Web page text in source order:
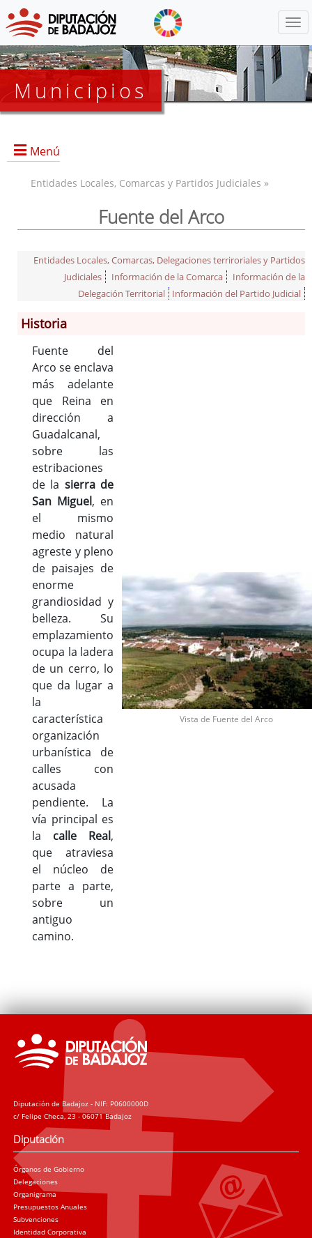
Municipios
Menú
Información General
Historia
Gastronomía
Fiestas
Turismo
Población
Archivo Municipal
Corporación
Correo-e gratis
Códigos para FACe
Entidades Locales, Comarcas y Partidos Judiciales »
Fuente del Arco
Entidades Locales, Comarcas, Delegaciones terriroriales y Partidos
Judiciales
Información de la Comarca
Información de la
Delegación Territorial
Información del Partido Judicial
Historia
Fuente del
Arco se enclava
más adelante
que Reina en
dirección a
Guadalcanal,
sobre las
estribaciones
de la sierra de
San Miguel, en
el mismo
medio natural
agreste y pleno
de paisajes de
enorme
grandiosidad y
belleza. Su
emplazamiento
ocupa la ladera
de un cerro, lo
que da lugar a
la
característica
organización
urbanística de
calles con
acusada
pendiente. La
vía principal es
la calle Real,
que atraviesa
el núcleo de
parte a parte,
sobre un
antiguo
camino.
Vista de Fuente del Arco
Diputación de Badajoz - NIF: P0600000D
c/ Felipe Checa, 23 - 06071 Badajoz
Diputación
Órganos de Gobierno
Delegaciones
Organigrama
Presupuestos Anuales
Subvenciones
Identidad Corporativa